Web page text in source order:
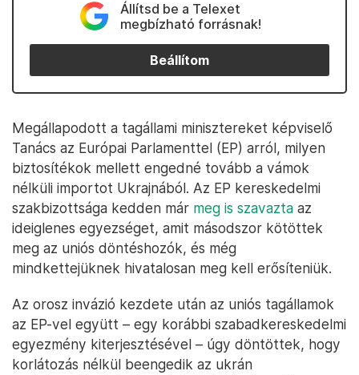
Állítsd be a Telexet
megbízható forrásnak!
Beállítom
Megállapodott a tagállami minisztereket képviselő
Tanács az Európai Parlamenttel (EP) arról, milyen
biztosítékok mellett engedné tovább a vámok
nélküli importot Ukrajnából. Az EP kereskedelmi
szakbizottsága kedden már meg is szavazta az
ideiglenes egyezséget, amit másodszor kötöttek
meg az uniós döntéshozók, és még
mindkettejüknek hivatalosan meg kell erősíteniük.
Az orosz invázió kezdete után az uniós tagállamok
az EP-vel együtt – egy korábbi szabadkereskedelmi
egyezmény kiterjesztésével – úgy döntöttek, hogy
korlátozás nélkül beengedik az ukrán